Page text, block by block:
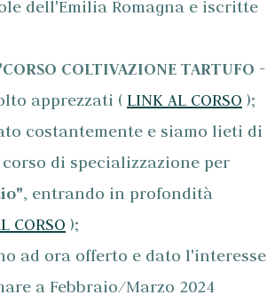
dell'Emilia Romagna e iscritte
COLTIVAZIONE TARTUFO -
apprezzati ( LINK AL CORSO );
costantemente e siamo lieti di
di specializzazione per
, entrando in profondità
CORSO );
ad ora offerto e dato l'interesse
a Febbraio/Marzo 2024